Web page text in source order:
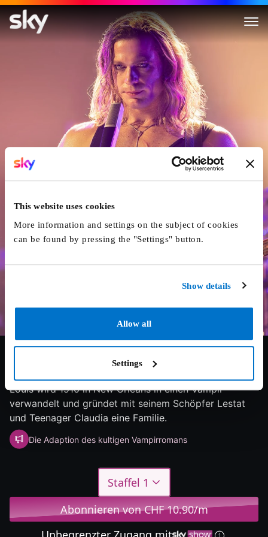
This website uses cookies
More information and settings on the subject of cookies
can be found by pressing the "Settings" button.
Show details
Allow all
Settings
Interview with the Vampire
7/10 2026 3 Staffeln Fantasy
Louis wird 1910 in New Orleans in einen Vampir
verwandelt und gründet mit seinem Schöpfer Lestat
und Teenager Claudia eine Familie.
Die Adaption des kultigen Vampirromans
Staffel 1
Abonnieren von CHF 10.90/m